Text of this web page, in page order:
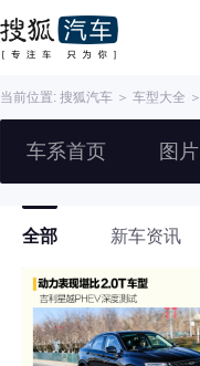
当前位置: 搜狐汽车 ＞ 车型大全 ＞
车系首页 图片
全部 新车资讯